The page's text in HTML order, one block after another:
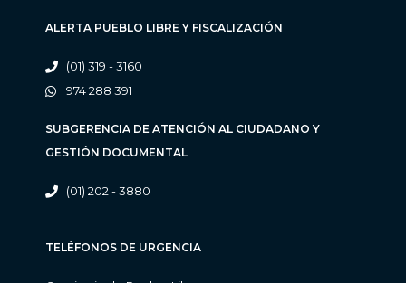
ALERTA PUEBLO LIBRE Y FISCALIZACIÓN
(01) 319 - 3160
974 288 391
SUBGERENCIA DE ATENCIÓN AL CIUDADANO Y
GESTIÓN DOCUMENTAL
(01) 202 - 3880
TELÉFONOS DE URGENCIA